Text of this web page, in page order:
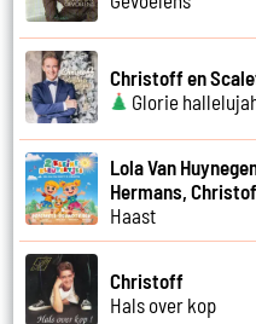
Christoff en
Glorie
Lola Van
Hermans,
Haast
Christoff
Hals over kop